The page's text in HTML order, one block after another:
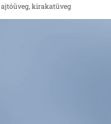
ajtóüveg, kirakatüveg